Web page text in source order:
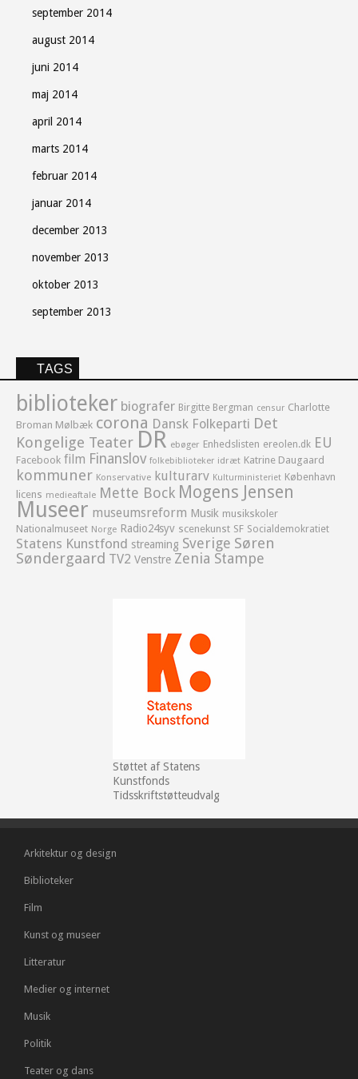
september 2014
august 2014
juni 2014
maj 2014
april 2014
marts 2014
februar 2014
januar 2014
december 2013
november 2013
oktober 2013
september 2013
TAGS
biblioteker biografer Birgitte Bergman censur Charlotte
Broman Mølbæk corona Dansk Folkeparti Det
Kongelige Teater DR ebøger Enhedslisten ereolen.dk EU
Facebook film Finanslov folkebiblioteker idræt Katrine Daugaard
kommuner Konservative kulturarv Kulturministeriet København
licens medieaftale Mette Bock Mogens Jensen
Museer museumsreform Musik musikskoler
Nationalmuseet Norge Radio24syv scenekunst SF Socialdemokratiet
Statens Kunstfond streaming Sverige Søren
Søndergaard TV2 Venstre Zenia Stampe
Støttet af Statens
Kunstfonds
Tidsskriftstøtteudvalg
Arkitektur og design
Biblioteker
Film
Kunst og museer
Litteratur
Medier og internet
Musik
Politik
Teater og dans